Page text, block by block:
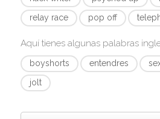
relay race
pop off
Aquí tienes algunas palabras
boyshorts entendres
jolt